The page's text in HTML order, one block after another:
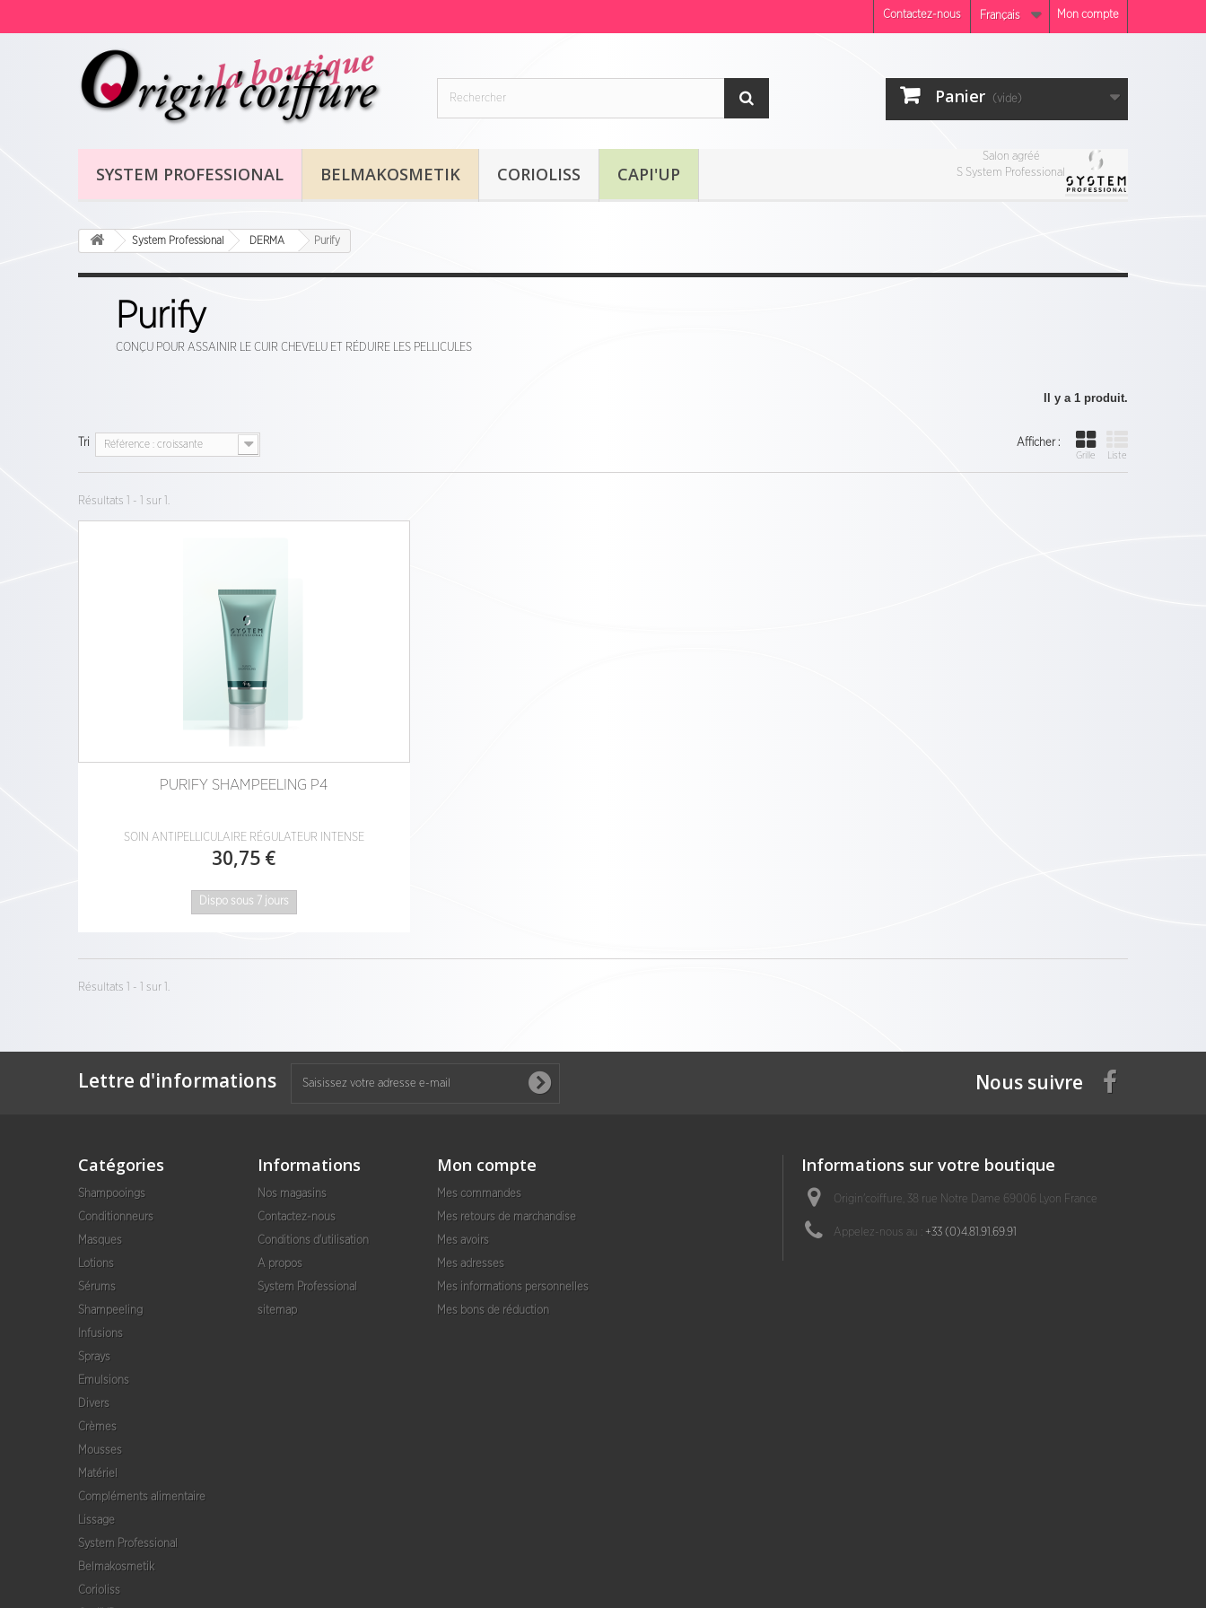
Mon compte
Français
Contactez-nous
Panier (vide)
SYSTEM PROFESSIONAL BELMAKOSMETIK CORIOLISS CAPI'UP
Salon agréé
S System Professional
System Professional DERMA Purify
Purify
CONÇU POUR ASSAINIR LE CUIR CHEVELU ET RÉDUIRE LES PELLICULES
Il y a 1 produit.
Afficher :
Grille Liste
Tri Référence : croissante
Résultats 1 - 1 sur 1.
PURIFY SHAMPEELING P4
SOIN ANTIPELLICULAIRE RÉGULATEUR INTENSE
30,75 €
Dispo sous 7 jours
Résultats 1 - 1 sur 1.
Lettre d'informations Nous suivre
Catégories
Shampooings
Conditionneurs
Masques
Lotions
Sérums
Shampeeling
Infusions
Sprays
Emulsions
Divers
Crèmes
Mousses
Matériel
Compléments alimentaire
Lissage
System Professional
Belmakosmetik
Corioliss
Informations
Nos magasins
Contactez-nous
Conditions d'utilisation
A propos
System Professional
sitemap
Mon compte
Mes commandes
Mes retours de marchandise
Mes avoirs
Mes adresses
Mes informations personnelles
Mes bons de réduction
Informations sur votre boutique
Origin'coiffure, 38 rue Notre Dame 69006 Lyon France
Appelez-nous au : +33 (0)4.81.91.69.91